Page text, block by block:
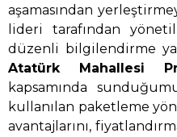
aşamasından
lideri tarafından
düzenli bilgilendirme
Atatürk Mahallesi
kapsamında
kullanılan paketleme
avantajlarını,